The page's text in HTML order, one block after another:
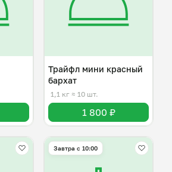
Трайфл мини красный
бархат
1,1 кг ≈ 10 шт.
1 800 ₽
Завтра c 10:00